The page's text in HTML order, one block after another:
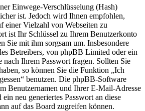
Einwege-Verschlüsselung (Hash)
ist. Jedoch wird Ihnen empfohlen,
einer Vielzahl von Webseiten zu
ist Ihr Schlüssel zu Ihrem Benutzerkonto
Sie mit ihm sorgsam um. Insbesondere
Betreibers, von phpBB Limited oder ein
nach Ihrem Passwort fragen. Sollten Sie
so können Sie die Funktion „Ich
benutzen. Die phpBB-Software
Benutzernamen und Ihrer E-Mail-Adresse
neu generiertes Passwort an diese
auf das Board zugreifen können.